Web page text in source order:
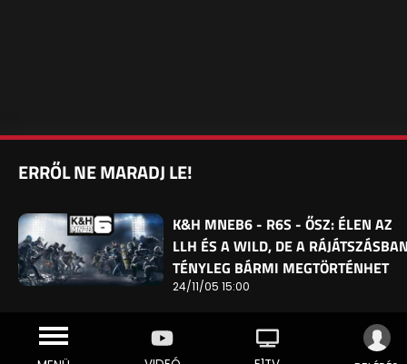
ERRŐL NE MARADJ LE!
K&H MNEB6 - R6S - ŐSZ: ÉLEN AZ
LLH ÉS A WILD, DE A
TÉNYLEG BÁRMI MEGTÖRTÉNHET
24/11/05 15:00